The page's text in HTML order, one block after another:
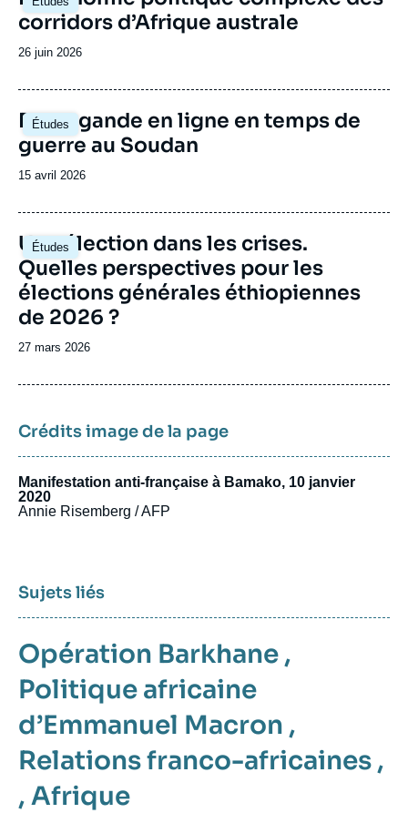
principale
corridors d’Afrique australe
Date
publication
26 juin 2026
Études
Image
principale
Propagande en ligne en temps de
guerre au Soudan
Date
publication
15 avril 2026
Études
Image
principale
Une élection dans les crises.
Quelles perspectives pour les
élections générales éthiopiennes
de 2026 ?
Date
publication
27 mars 2026
Crédits image de la page
Manifestation anti-française à Bamako, 10 janvier
2020
Annie Risemberg / AFP
Sujets liés
Opération Barkhane ,
Politique africaine
d’Emmanuel Macron ,
Relations franco-africaines ,
, Afrique